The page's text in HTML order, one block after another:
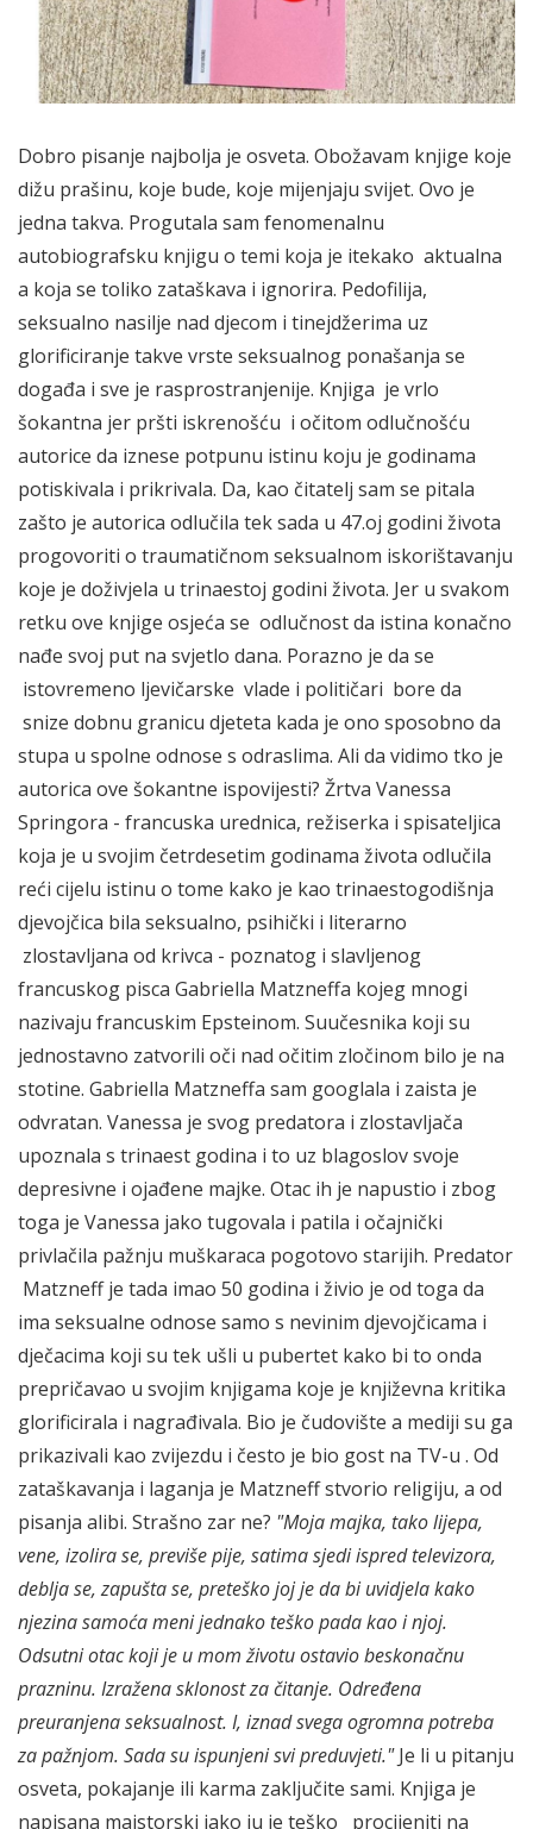
Dobro pisanje najbolja je osveta. Obožavam knjige koje
dižu prašinu, koje bude, koje mijenjaju svijet. Ovo je
jedna takva. Progutala sam fenomenalnu
autobiografsku knjigu o temi koja je itekako aktualna
a koja se toliko zataškava i ignorira. Pedofilija,
seksualno nasilje nad djecom i tinejdžerima uz
glorificiranje takve vrste seksualnog ponašanja se
događa i sve je rasprostranjenije. Knjiga je vrlo
šokantna jer pršti iskrenošću i očitom odlučnošću
autorice da iznese potpunu istinu koju je godinama
potiskivala i prikrivala. Da, kao čitatelj sam se pitala
zašto je autorica odlučila tek sada u 47.oj godini života
progovoriti o traumatičnom seksualnom iskorištavanju
koje je doživjela u trinaestoj godini života. Jer u svakom
retku ove knjige osjeća se odlučnost da istina konačno
nađe svoj put na svjetlo dana. Porazno je da se
istovremeno ljevičarske vlade i političari bore da
snize dobnu granicu djeteta kada je ono sposobno da
stupa u spolne odnose s odraslima. Ali da vidimo tko je
autorica ove šokantne ispovijesti? Žrtva Vanessa
Springora - francuska urednica, režiserka i spisateljica
koja je u svojim četrdesetim godinama života odlučila
reći cijelu istinu o tome kako je kao trinaestogodišnja
djevojčica bila seksualno, psihički i literarno
zlostavljana od krivca - poznatog i slavljenog
francuskog pisca Gabriella Matzneffa kojeg mnogi
nazivaju francuskim Epsteinom. Suučesnika koji su
jednostavno zatvorili oči nad očitim zločinom bilo je na
stotine. Gabriella Matzneffa sam googlala i zaista je
odvratan. Vanessa je svog predatora i zlostavljača
upoznala s trinaest godina i to uz blagoslov svoje
depresivne i ojađene majke. Otac ih je napustio i zbog
toga je Vanessa jako tugovala i patila i očajnički
privlačila pažnju muškaraca pogotovo starijih. Predator
Matzneff je tada imao 50 godina i živio je od toga da
ima seksualne odnose samo s nevinim djevojčicama i
dječacima koji su tek ušli u pubertet kako bi to onda
prepričavao u svojim knjigama koje je književna kritika
glorificirala i nagrađivala. Bio je čudovište a mediji su ga
prikazivali kao zvijezdu i često je bio gost na TV-u . Od
zataškavanja i laganja je Matzneff stvorio religiju, a od
pisanja alibi. Strašno zar ne? "Moja majka, tako lijepa,
vene, izolira se, previše pije, satima sjedi ispred televizora,
deblja se, zapušta se, preteško joj je da bi uvidjela kako
njezina samoća meni jednako teško pada kao i njoj.
Odsutni otac koji je u mom životu ostavio beskonačnu
prazninu. Izražena sklonost za čitanje. Određena
preuranjena seksualnost. I, iznad svega ogromna potreba
za pažnjom. Sada su ispunjeni svi preduvjeti."Je li u pitanju
osveta, pokajanje ili karma zaključite sami. Knjiga je
napisana majstorski iako ju je teško procijeniti na